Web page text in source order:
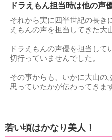
ドラえもん担当時は他の声
それから実に四半世紀の長き
えもんの声を担当してきた大
ドラえもんの声優を担当して
切行っていませんでした。
その事からも、いかに大山の
思っていたかが伝わってきま
若い頃はかなり美人！